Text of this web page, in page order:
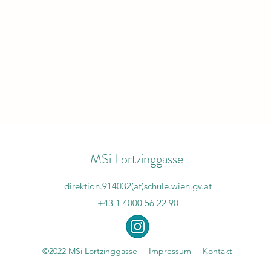
Sportwoche in Podersdorf
MSi Lortzinggasse
direktion.914032(at)schule.wien.gv.at
+43 1 4000 56 22 90
©2022 MSi Lortzinggasse | Impressum Kontakt